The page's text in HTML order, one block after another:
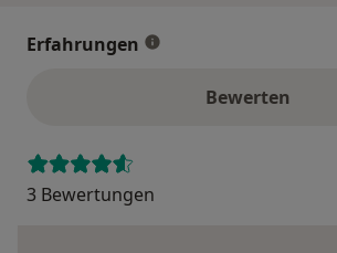
Erfahrungen
Bewerten
3 Bewertungen